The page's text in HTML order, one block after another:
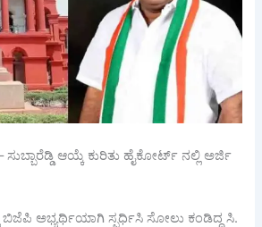
ಸುಬ್ಬಾರೆಡ್ಡಿ ಆಯ್ಕೆ ಕುರಿತು ಹೈಕೋರ್ಟ್ ನಲ್ಲಿ ಅರ್ಜಿ
ಅಭ್ಯರ್ಥಿಯಾಗಿ ಸ್ಪರ್ಧಿಸಿ ಸೋಲು ಕಂಡಿದ್ದ ಸಿ.